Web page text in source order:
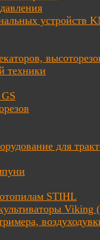
устройств
техники
для
STIHL
Viking